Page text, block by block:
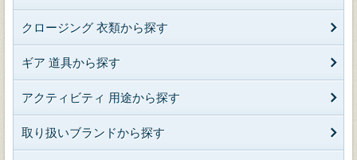
クロージング 衣類から探す
ギア 道具から探す
アクティビティ 用途から探す
取り扱いブランドから探す